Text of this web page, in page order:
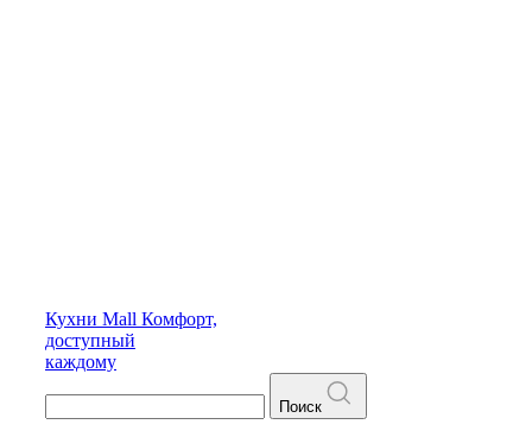
Кухни Mall Комфорт,
доступный
каждому
Поиск